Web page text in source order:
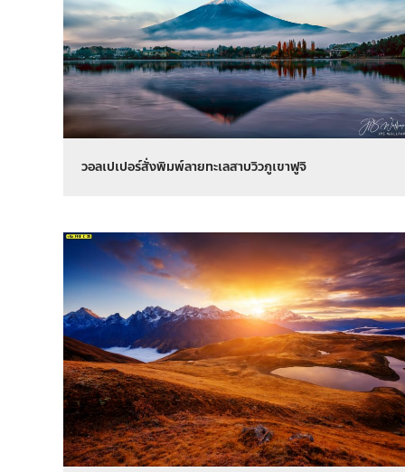
วอลเปเปอร์สั่งพิมพ์ลายทะเลสาบวิวภูเขาฟูจิ